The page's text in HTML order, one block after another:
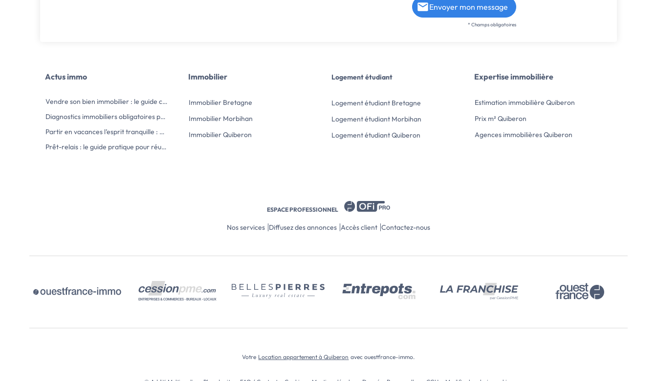
Envoyer mon message
* Champs obligatoires
Actus immo
Vendre son bien immobilier : le guide complet des démarches et obligations
Diagnostics immobiliers obligatoires pour vendre : la liste complète en 2026
Partir en vacances l’esprit tranquille : comment protéger sa maison du cambriolage
Prêt-relais : le guide pratique pour réussir votre achat immobilier sans stress
Immobilier
Immobilier Bretagne
Immobilier Morbihan
Immobilier Quiberon
Logement étudiant
Logement étudiant Bretagne
Logement étudiant Morbihan
Logement étudiant Quiberon
Expertise immobilière
Estimation immobilière Quiberon
Prix m² Quiberon
Agences immobilières Quiberon
ESPACE PROFESSIONNEL
Nos services Diffusez des annonces Accès client Contactez-nous
Votre Location appartement à Quiberon avec ouestfrance-immo.